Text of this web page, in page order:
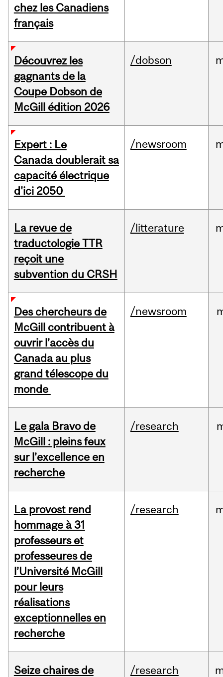
chez les Canadiens
français
Découvrez les
gagnants de la
Coupe Dobson de
McGill édition 2026
/dobson
Expert : Le
Canada doublerait sa
capacité électrique
d'ici 2050
/newsroom
La revue de
traductologie TTR
reçoit une
subvention du CRSH
/litterature
Des chercheurs de
McGill contribuent à
ouvrir l’accès du
Canada au plus
grand télescope du
monde
/newsroom
Le gala Bravo de
McGill : pleins feux
sur l’excellence en
recherche
/research
La provost rend
hommage à 31
professeurs et
professeures de
l’Université McGill
pour leurs
réalisations
exceptionnelles en
recherche
/research
Seize chaires de
/research